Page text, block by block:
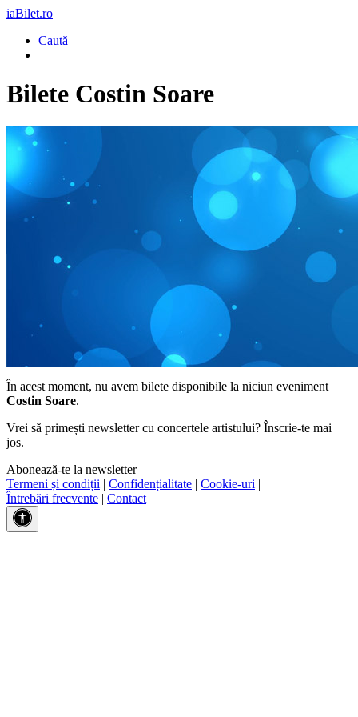
iaBilet.ro
Caută
Bilete Costin Soare
În acest moment, nu avem bilete disponibile la niciun eveniment
Costin Soare.
Vrei să primești newsletter cu concertele artistului? Înscrie-te mai
jos.
Abonează-te la newsletter
Termeni și condiții | Confidențialitate | Cookie-uri |
Întrebări frecvente | Contact